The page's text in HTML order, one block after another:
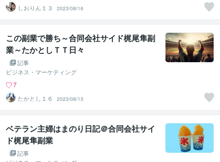
しおりん１３
2023/08/16
この副業で勝ち～合同会社サイド梶尾隼副
業～たかとしＴＴ日々
記事
ビジネス・マーケティング
7
たかとし１６
2023/08/13
ベテラン主婦はまのり日記＠合同会社サイ
ド梶尾隼副業
記事